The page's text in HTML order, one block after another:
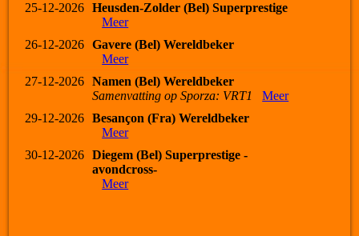
25-12-2026
Heusden-Zolder (Bel) Superprestige
Meer
26-12-2026
Gavere (Bel) Wereldbeker
Meer
27-12-2026
Namen (Bel) Wereldbeker
Samenvatting op Sporza: VRT1
Meer
29-12-2026
Besançon (Fra) Wereldbeker
Meer
30-12-2026
Diegem (Bel) Superprestige -
avondcross-
Meer